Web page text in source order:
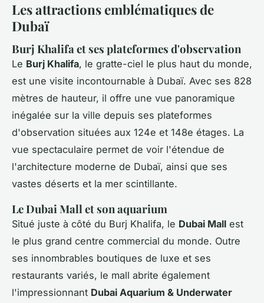
Les attractions emblématiques de
Dubaï
Burj Khalifa et ses plateformes d'observation
Le Burj Khalifa, le gratte-ciel le plus haut du monde,
est une visite incontournable à Dubaï. Avec ses 828
mètres de hauteur, il offre une vue panoramique
inégalée sur la ville depuis ses plateformes
d'observation situées aux 124e et 148e étages. La
vue spectaculaire permet de voir l'étendue de
l'architecture moderne de Dubaï, ainsi que ses
vastes déserts et la mer scintillante.
Le Dubai Mall et son aquarium
Situé juste à côté du Burj Khalifa, le Dubai Mall est
le plus grand centre commercial du monde. Outre
ses innombrables boutiques de luxe et ses
restaurants variés, le mall abrite également
l'impressionnant Dubai Aquarium & Underwater